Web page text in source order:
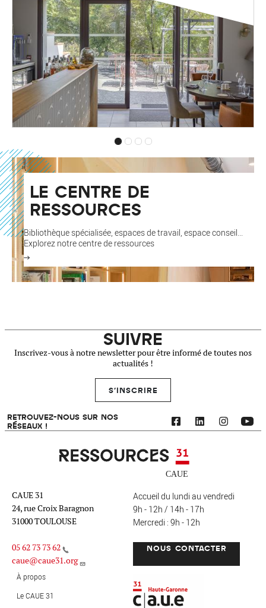
LE CENTRE DE
RESSOURCES
Bibliothèque spécialisée, espaces de travail, espace conseil...
Explorez notre centre de ressources
SUIVRE
Inscrivez-vous à notre newsletter pour être informé de toutes nos
actualités !
S'INSCRIRE
RETROUVEZ-NOUS SUR NOS
RÉSEAUX !
Ressources 31
CAUE 31
24, rue Croix Baragnon
31000 TOULOUSE
05 62 73 73 62
caue@caue31.org
Accueil du lundi au vendredi
9h - 12h / 14h - 17h
Mercredi : 9h - 12h
NOUS CONTACTER
À propos
Le CAUE 31